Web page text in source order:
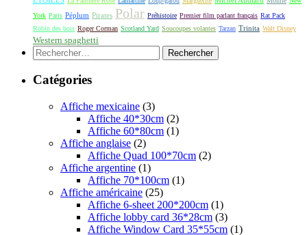
York Paris Péplum Pirates Polar Préhistoire Premier film parlant français Rat Pack
Robin des bois Roger Corman Scotland Yard Soucoupes volantes Tarzan Trinita Walt Disney
Western spaghetti
Rechercher :
Catégories
Affiche mexicaine (3)
Affiche 40*30cm (2)
Affiche 60*80cm (1)
Affiche anglaise (2)
Affiche Quad 100*70cm (2)
Affiche argentine (1)
Affiche 70*100cm (1)
Affiche américaine (25)
Affiche 6-sheet 200*200cm (1)
Affiche lobby card 36*28cm (3)
Affiche Window Card 35*55cm (1)